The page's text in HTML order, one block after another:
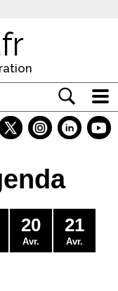
20
Avr.
21
Avr.